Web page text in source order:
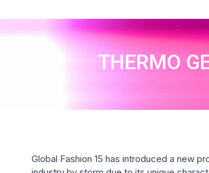
Global Fashion 15 has introduced a new